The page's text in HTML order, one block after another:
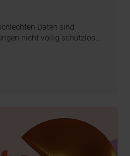
Daten sind
nicht völlig schutzlos…